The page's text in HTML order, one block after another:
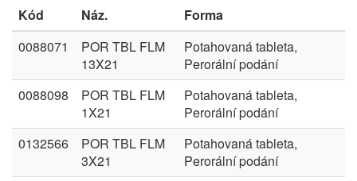
Kód Náz.
Forma
0088071
POR TBL FLM
13X21
Potahovaná tableta,
Perorální podání
0088098
POR TBL FLM
1X21
Potahovaná tableta,
Perorální podání
0132566
POR TBL FLM
3X21
Potahovaná tableta,
Perorální podání